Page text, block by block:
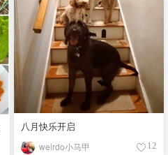
八月快乐开启
weirdo小马甲 12